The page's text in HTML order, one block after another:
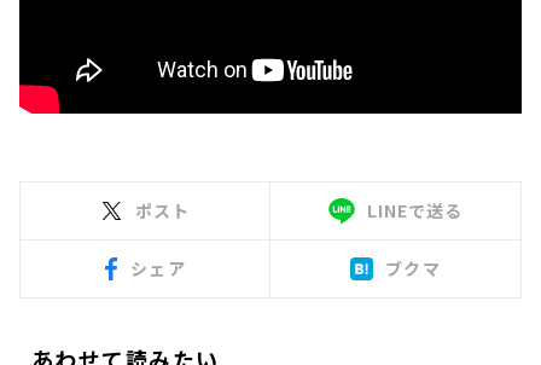
ポスト LINEで送る
シェア ブクマ